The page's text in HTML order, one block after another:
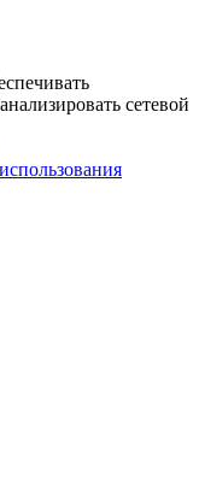
сетевой